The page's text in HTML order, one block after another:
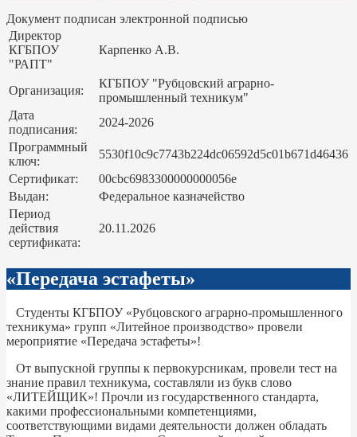
Документ подписан электронной подписью
Директор
КГБПОУ
"РАПТ"
Карпенко А.В.
Организация:
КГБПОУ "Рубцовский аграрно-
промышленный техникум"
Дата
подписания:
2024-2026
Программный
ключ:
5530f10c9c7743b224dc06592d5c01b671d46436
Сертификат:
00cbc6983300000000056e
Выдан:
Федеральное казначейство
Период
действия
сертификата:
20.11.2026
«Передача эстафеты»
Студенты КГБПОУ «Рубцовского аграрно-промышленного
техникума» групп «Литейное производство» провели
мероприятие «Передача эстафеты»!
От выпускной группы к первокурсникам, провели тест на
знание правил техникума, составляли из букв слово
«ЛИТЕЙЩИК»! Прочли из государственного стандарта,
какими профессиональными компетенциями,
соответствующими видами деятельности должен обладать